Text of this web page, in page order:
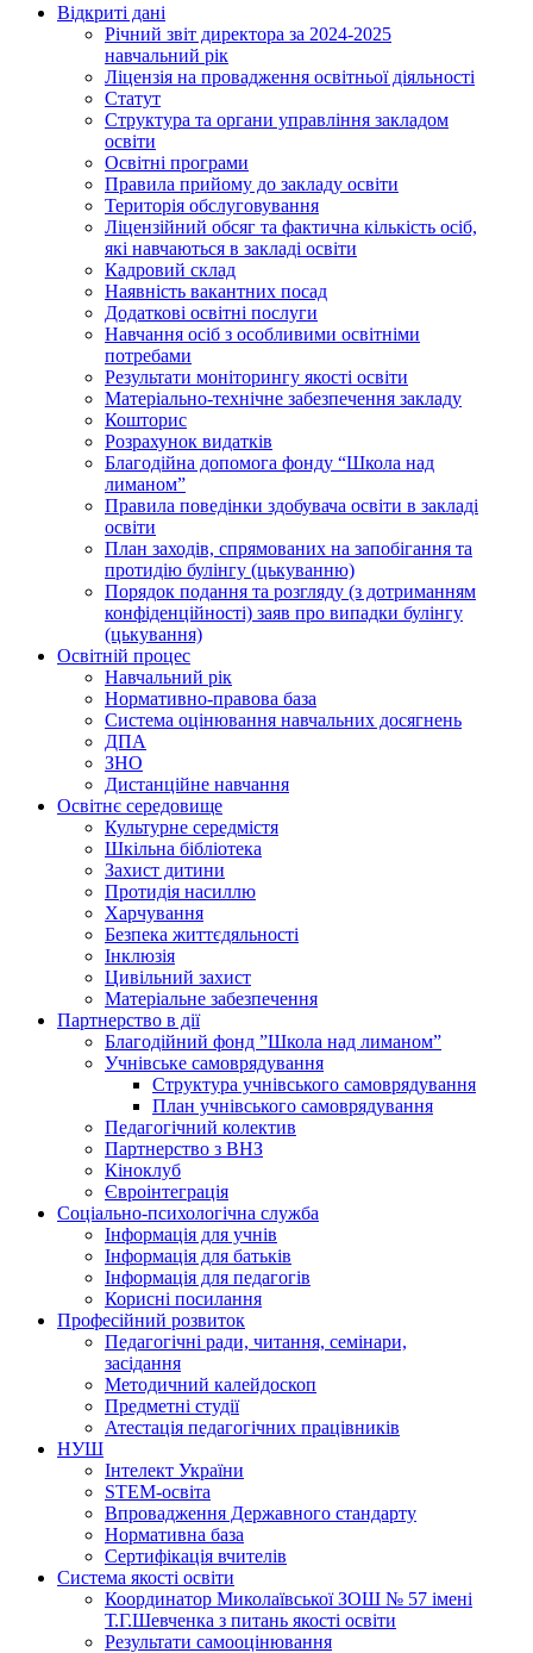
Відкриті дані
Річний звіт директора за 2024-2025
навчальний рік
Ліцензія на провадження освітньої діяльності
Статут
Структура та органи управління закладом
освіти
Освiтнi програми
Правила прийому до закладу освіти
Територiя обслуговування
Ліцензійний обсяг та фактична кількість осіб,
які навчаються в закладі освіти
Кадровий склад
Наявність вакантних посад
Додатковi освiтнi послуги
Навчання осіб з особливими освітніми
потребами
Результати моніторингу якості освіти
Матеріально-технічне забезпечення закладу
Кошторис
Розрахунок видатків
Благодійна допомога фонду “Школа над
лиманом”
Правила поведінки здобувача освіти в закладі
освіти
План заходів, спрямованих на запобігання та
протидію булінгу (цькуванню)
Порядок подання та розгляду (з дотриманням
конфіденційності) заяв про випадки булінгу
(цькування)
Освітній процес
Навчальний рік
Нормативно-правова база
Система оцінювання навчальних досягнень
ДПА
ЗНО
Дистанційне навчання
Освітнє середовище
Культурне середмістя
Шкільна бібліотека
Захист дитини
Протидія насиллю
Харчування
Безпека життєдяльності
Інклюзія
Цивільний захист
Матеріальне забезпечення
Партнерство в дії
Благодійний фонд ”Школа над лиманом”
Учнівське самоврядування
Структура учнiвського самоврядування
План учнiвського самоврядування
Педагогічний колектив
Партнерство з ВНЗ
Кіноклуб
Євроінтеграція
Соціально-психологічна служба
Інформація для учнів
Інформація для батьків
Інформація для педагогів
Корисні посилання
Професійний розвиток
Педагогічні ради, читання, семінари,
засідання
Методичний калейдоскоп
Предметні студії
Атестація педагогічних працівників
НУШ
Інтелект України
STEM-освіта
Впровадження Державного стандарту
Нормативна база
Сертифікація вчителів
Система якості освіти
Координатор Миколаївської ЗОШ № 57 імені
Т.Г.Шевченка з питань якості освіти
Результати самооцінювання